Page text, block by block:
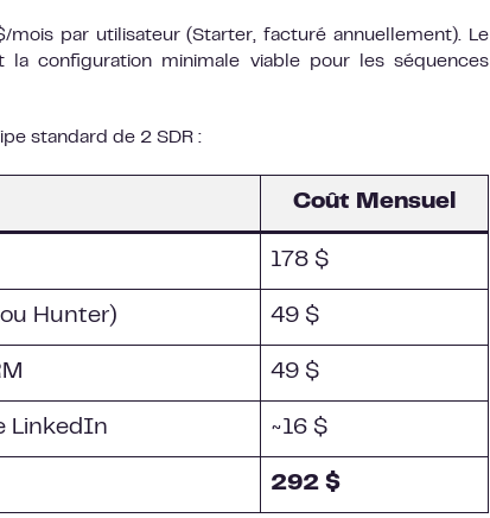
par utilisateur (Starter, facturé annuellement). Le
configuration minimale viable pour les séquences
standard de 2 SDR :
Coût Mensuel
178 $
Hunter) 49 $
49 $
LinkedIn ~16 $
292 $